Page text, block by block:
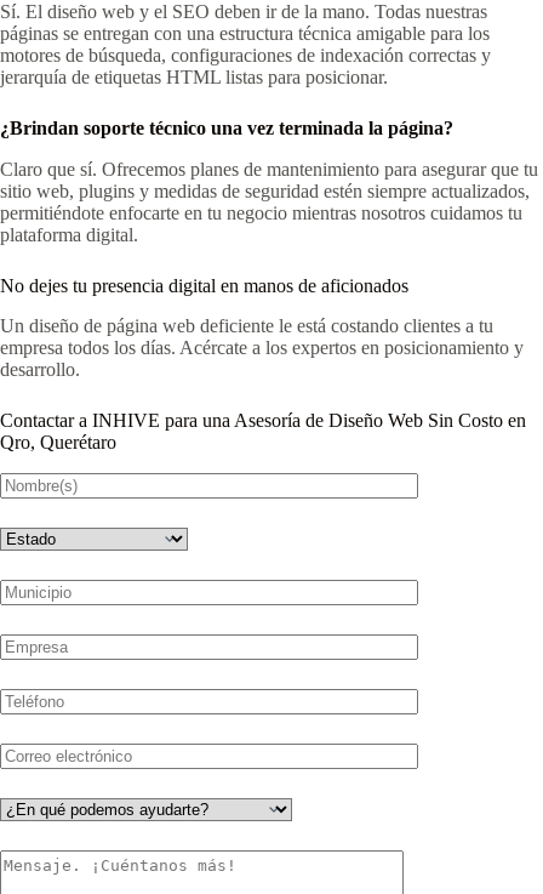
Sí. El diseño web y el SEO deben ir de la mano. Todas nuestras
páginas se entregan con una estructura técnica amigable para los
motores de búsqueda, configuraciones de indexación correctas y
jerarquía de etiquetas HTML listas para posicionar.
¿Brindan soporte técnico una vez terminada la página?
Claro que sí. Ofrecemos planes de mantenimiento para asegurar que tu
sitio web, plugins y medidas de seguridad estén siempre actualizados,
permitiéndote enfocarte en tu negocio mientras nosotros cuidamos tu
plataforma digital.
No dejes tu presencia digital en manos de aficionados
Un diseño de página web deficiente le está costando clientes a tu
empresa todos los días. Acércate a los expertos en posicionamiento y
desarrollo.
Contactar a INHIVE para una Asesoría de Diseño Web Sin Costo en
Qro, Querétaro